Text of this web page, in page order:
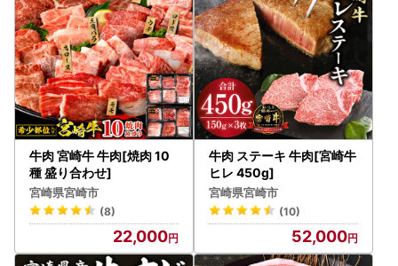
牛肉 宮崎牛 牛肉[焼肉 10
種 盛り合わせ]
宮崎県宮崎市
(8)
22,000
牛肉 ステーキ 牛肉[宮崎牛
ヒレ 450g]
宮崎県宮崎市
(10)
52,000